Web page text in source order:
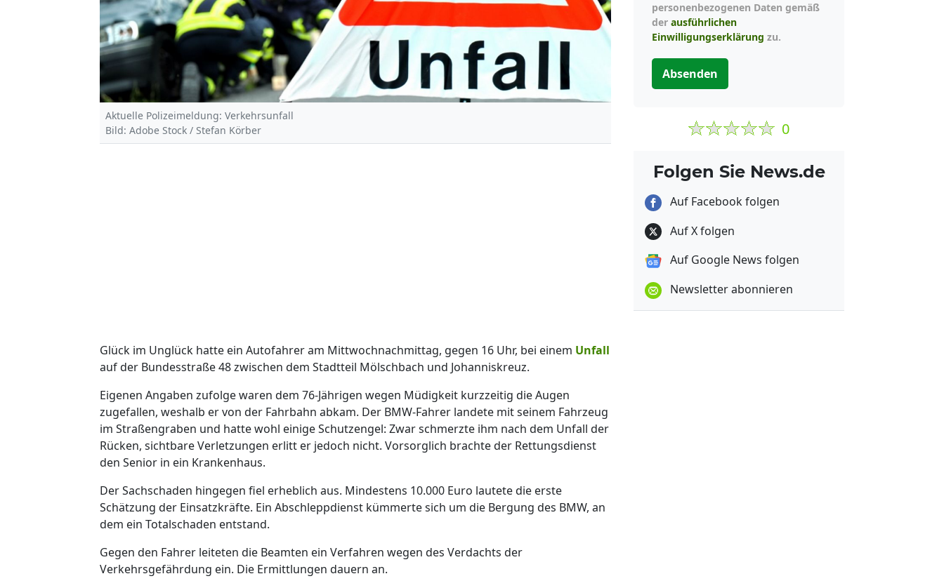
Aktuelle Polizeimeldung: Verkehrsunfall
Bild: Adobe Stock / Stefan Körber
Glück im Unglück hatte ein Autofahrer am Mittwochnachmittag, gegen 16 Uhr, bei einem Unfall
auf der Bundesstraße 48 zwischen dem Stadtteil Mölschbach und Johanniskreuz.
Eigenen Angaben zufolge waren dem 76-Jährigen wegen Müdigkeit kurzzeitig die Augen
zugefallen, weshalb er von der Fahrbahn abkam. Der BMW-Fahrer landete mit seinem Fahrzeug
im Straßengraben und hatte wohl einige Schutzengel: Zwar schmerzte ihm nach dem Unfall der
Rücken, sichtbare Verletzungen erlitt er jedoch nicht. Vorsorglich brachte der Rettungsdienst
den Senior in ein Krankenhaus.
Der Sachschaden hingegen fiel erheblich aus. Mindestens 10.000 Euro lautete die erste
Schätzung der Einsatzkräfte. Ein Abschleppdienst kümmerte sich um die Bergung des BMW, an
dem ein Totalschaden entstand.
Gegen den Fahrer leiteten die Beamten ein Verfahren wegen des Verdachts der
Verkehrsgefährdung ein. Die Ermittlungen dauern an.
personenbezogenen Daten gemäß
der ausführlichen
Einwilligungserklärung zu.
Absenden
0
Folgen Sie News.de
Auf Facebook folgen
Auf X folgen
Auf Google News folgen
Newsletter abonnieren